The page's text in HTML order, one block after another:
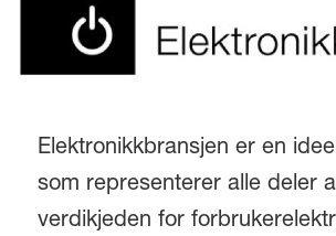
Elektronikkbransjen er en
som representerer alle deler
verdikjeden for